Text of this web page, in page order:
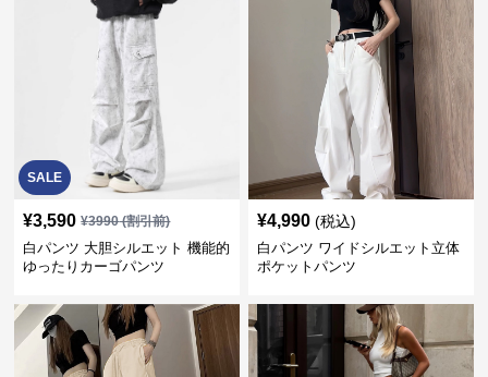
SALE
¥3,590 ¥3990(割引前)
白パンツ 大胆シルエット 機能的
ゆったりカーゴパンツ
¥4,990 (税込)
白パンツ ワイドシルエット立体
ポケットパンツ